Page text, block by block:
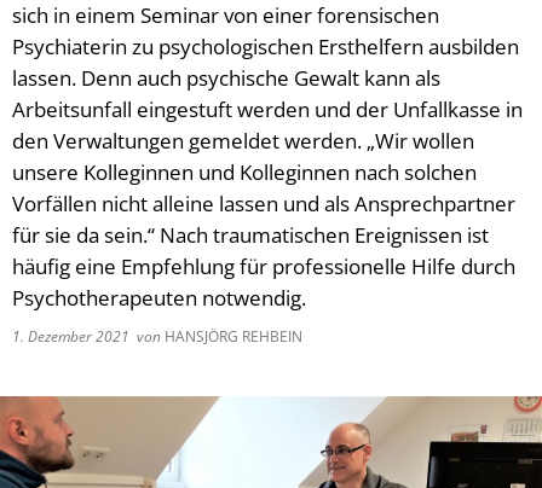
sich in einem Seminar von einer forensischen
Psychiaterin zu psychologischen Ersthelfern ausbilden
lassen. Denn auch psychische Gewalt kann als
Arbeitsunfall eingestuft werden und der Unfallkasse in
den Verwaltungen gemeldet werden. „Wir wollen
unsere Kolleginnen und Kolleginnen nach solchen
Vorfällen nicht alleine lassen und als Ansprechpartner
für sie da sein.“ Nach traumatischen Ereignissen ist
häufig eine Empfehlung für professionelle Hilfe durch
Psychotherapeuten notwendig.
1. Dezember 2021 von HANSJÖRG REHBEIN